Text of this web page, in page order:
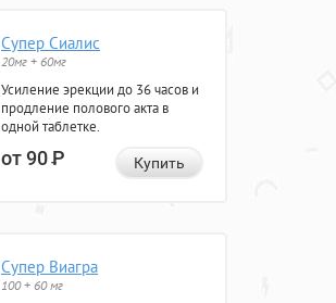
Супер Сиалис
20мг + 60мг
Усиление эрекции до 36 часов и
продление полового акта в
одной таблетке.
от 90Р Купить
Супер Виагра
100 + 60 мг